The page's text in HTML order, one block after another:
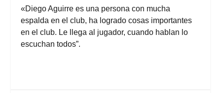
«Diego Aguirre es una persona con mucha
espalda en el club, ha logrado cosas importantes
en el club. Le llega al jugador, cuando hablan lo
escuchan todos”.